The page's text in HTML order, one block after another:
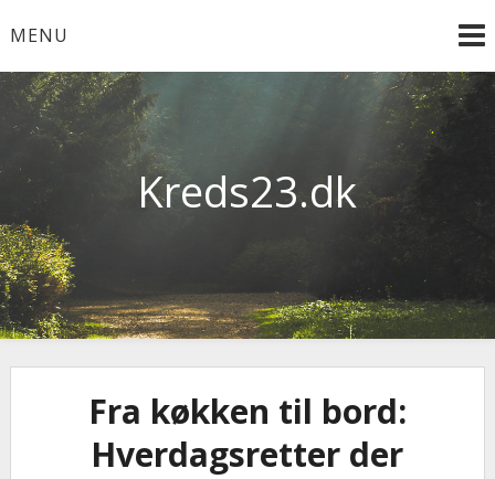
toMENU
Kreds23.dk
Fra køkken til bord:
Hverdagsretter der